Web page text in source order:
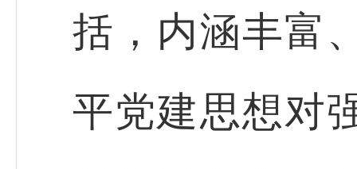
括，内涵丰富
平党建思想对